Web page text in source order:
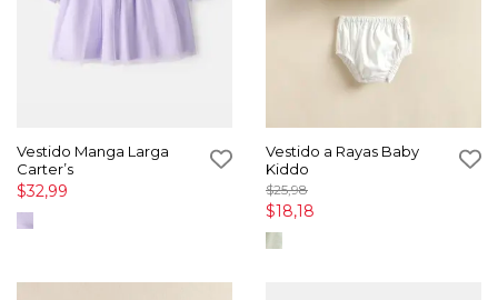
Vestido Manga Larga
Carter’s
$32,99
Vestido a Rayas Baby
Kiddo
$25,98
$18,18